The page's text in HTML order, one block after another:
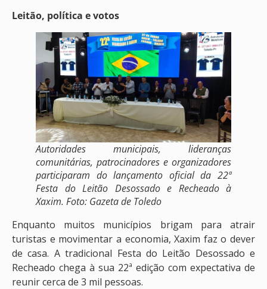
Leitão, política e votos
Autoridades municipais, lideranças
comunitárias, patrocinadores e organizadores
participaram do lançamento oficial da 22ª
Festa do Leitão Desossado e Recheado à
Xaxim. Foto: Gazeta de Toledo
Enquanto muitos municípios brigam para atrair
turistas e movimentar a economia, Xaxim faz o dever
de casa. A tradicional Festa do Leitão Desossado e
Recheado chega à sua 22ª edição com expectativa de
reunir cerca de 3 mil pessoas.